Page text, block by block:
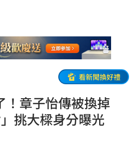
看新聞換好禮
！章子怡傳被換掉
挑大樑身分曝光